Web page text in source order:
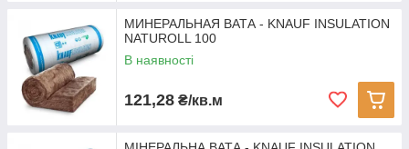
МИНЕРАЛЬНАЯ ВАТА - KNAUF INSULATION
NATUROLL 100
В наявності
121,28 ₴/кв.м